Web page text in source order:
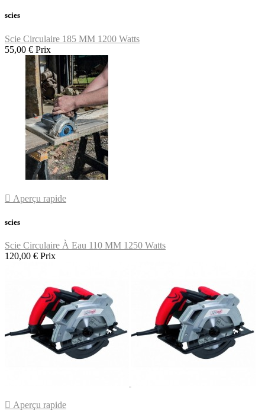
scies
Scie Circulaire 185 MM 1200 Watts
55,00 € Prix
 Aperçu rapide
scies
Scie Circulaire À Eau 110 MM 1250 Watts
120,00 € Prix
 Aperçu rapide